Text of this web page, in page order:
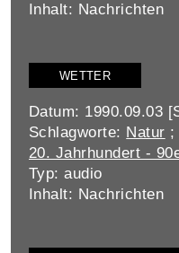
Inhalt: Nachrichten
WETTER
Datum: 1990.09.03
Schlagworte: Natur ;
20. Jahrhundert -
Typ: audio
Inhalt: Nachrichten